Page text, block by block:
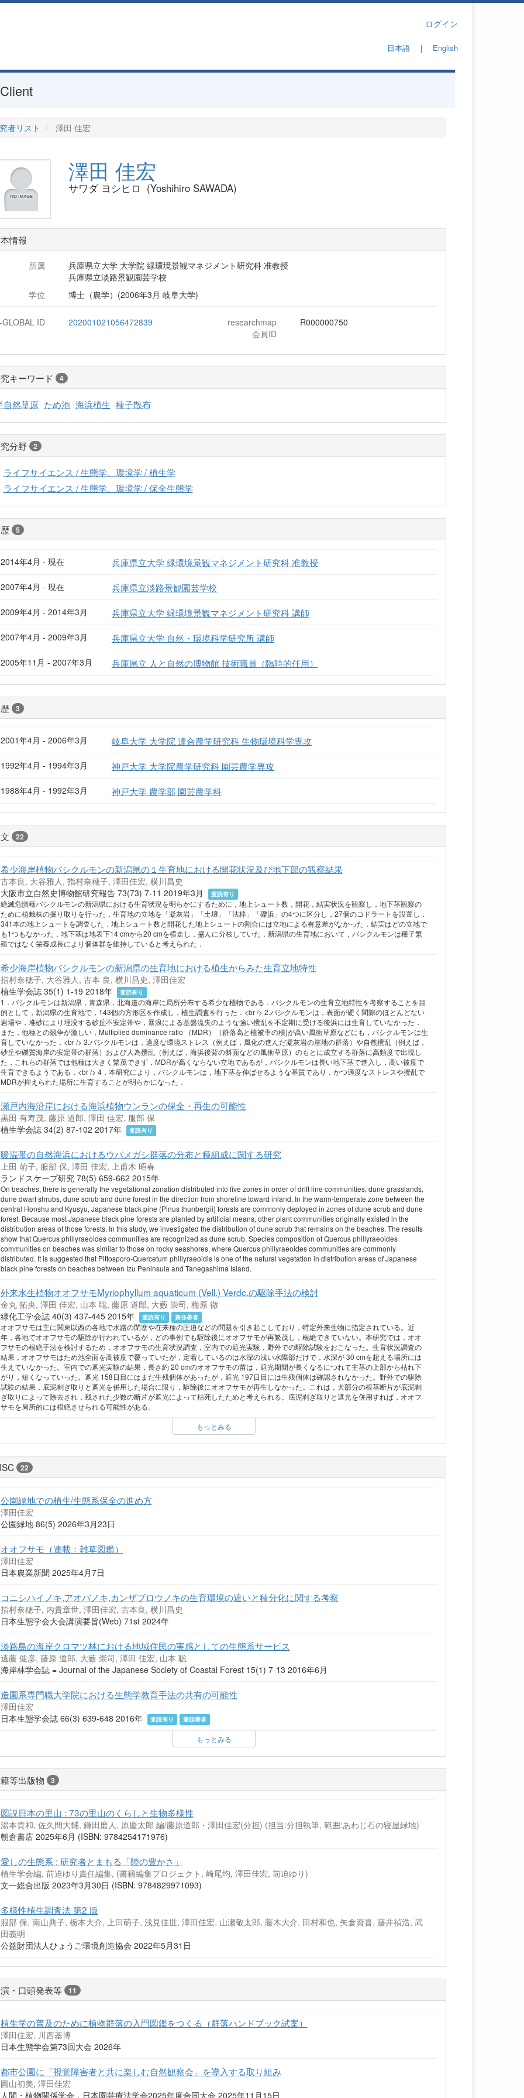
ログイン
日本語｜ English
者リスト 澤田 佳宏
澤田 佳宏
サワダ ヨシヒロ (Yoshihiro SAWADA)
情報
所属
兵庫県立大学 大学院 緑環境景観マネジメント研究科 准教授
兵庫県立淡路景観園芸学校
学位
博士（農学）(2006年3月 岐阜大学)
GLOBAL ID 202001021056472839
researchmap
会員ID
R000000750
キーワード 4
自然草原 ため池 海浜植生 種子散布
分野 2
ライフサイエンス / 生態学、環境学 / 植生学
ライフサイエンス / 生態学、環境学 / 保全生態学
5
2014年4月 - 現在 兵庫県立大学 緑環境景観マネジメント研究科 准教授
2007年4月 - 現在 兵庫県立淡路景観園芸学校
2009年4月 - 2014年3月 兵庫県立大学 緑環境景観マネジメント研究科 講師
2007年4月 - 2009年3月 兵庫県立大学 自然・環境科学研究所 講師
2005年11月 - 2007年3月 兵庫県立 人と自然の博物館 技術職員（臨時的任用）
3
2001年4月 - 2006年3月 岐阜大学 大学院 連合農学研究科 生物環境科学専攻
1992年4月 - 1994年3月 神戸大学 大学院農学研究科 園芸農学専攻
1988年4月 - 1992年3月 神戸大学 農学部 園芸農学科
22
希少海岸植物バシクルモンの新潟県の１生育地における開花状況及び地下部の観察結果
古本良, 大谷雅人, 指村奈穂子, 澤田佳宏, 横川昌史
大阪市立自然史博物館研究報告 73(73) 7-11 2019年3月
査読有り
絶滅危惧種バシクルモンの新潟県における生育状況を明らかにするために，地上シュート数，開花，結実状況を観察し，地下茎観察の
ために植栽株の掘り取りを行った．生育地の立地を「凝灰岩」「土壌」「法枠」「礫浜」の4つに区分し，27個のコドラートを設置し，
341本の地上シュートを調査した．地上シュート数と開花した地上シュートの割合には立地による有意差がなかった．結実はどの立地で
も1つもなかった．地下茎は地表下14 cmから20 cmを横走し，盛んに分枝していた．新潟県の生育地において，バシクルモンは種子繁
殖ではなく栄養成長により個体群を維持していると考えられた．
希少海岸植物バシクルモンの新潟県の生育地における植生からみた生育立地特性
指村奈穂子, 大谷雅人, 古本 良, 横川昌史, 澤田佳宏
植生学会誌 35(1) 1-19 2018年
査読有り
1．バシクルモンは新潟県，青森県，北海道の海岸に局所分布する希少な植物である．バシクルモンの生育立地特性を考察することを目
的として，新潟県の生育地で，143個の方形区を作成し，植生調査を行った．<br /> 2.バシクルモンは，表面が硬く間隙のほとんどない
岩場や，堆砂により埋没する砂丘不安定帯や，暴浪による基盤流失のような強い攪乱を不定期に受ける後浜には生育していなかった．
また，他種との競争が激しい，Multiplied dominance ratio （MDR）（群落高と植被率の積)が高い風衝草原などにも，バシクルモンは生
育していなかった．<br /> 3.バシクルモンは，適度な環境ストレス（例えば，風化の進んだ凝灰岩の崖地の群落）や自然攪乱（例えば，
砂丘や礫質海岸の安定帯の群落）および人為攪乱（例えば，海浜後背の斜面などの風衝草原）のもとに成立する群落に高頻度で出現し
た．これらの群落では他種は大きく繁茂できず，MDRが高くならない立地であるが，バシクルモンは長い地下茎で進入し，高い被度で
生育できるようである．<br /> 4．本研究により，バシクルモンは，地下茎を伸ばせるような基質であり，かつ適度なストレスや攪乱で
MDRが抑えられた場所に生育することが明らかになった．
瀬戸内海沿岸における海浜植物ウンランの保全・再生の可能性
黒田 有寿茂, 藤原 道郎, 澤田 佳宏, 服部 保
植生学会誌 34(2) 87-102 2017年
査読有り
暖温帯の自然海浜におけるウバメガシ群落の分布と種組成に関する研究
上田 萌子, 服部 保, 澤田 佳宏, 上甫木 昭春
ランドスケープ研究 78(5) 659-662 2015年
On beaches, there is generally the vegetational zonation distributed into five zones in order of drift line communities, dune grasslands,
dune dwarf shrubs, dune scrub and dune forest in the direction from shoreline toward inland. In the warm-temperate zone between the
central Honshu and Kyusyu, Japanese black pine (Pinus thunbergii) forests are commonly deployed in zones of dune scrub and dune
forest. Because most Japanese black pine forests are planted by artificial means, other plant communities originally existed in the
distribution areas of those forests. In this study, we investigated the distribution of dune scrub that remains on the beaches. The results
show that Quercus phillyraeoides communities are recognized as dune scrub. Species composition of Quercus phillyraeoides
communities on beaches was similar to those on rocky seashores, where Quercus phillyraeoides communities are commonly
distributed. It is suggested that Pittosporo-Quercetum phillyraeoidis is one of the natural vegetation in distribution areas of Japanese
black pine forests on beaches between Izu Peninsula and Tanegashima Island.
外来水生植物オオフサモMyriophyllum aquaticum (Vell.) Verdc.の駆除手法の検討
金丸 拓央, 澤田 佳宏, 山本 聡, 藤原 道郎, 大藪 崇司, 梅原 徹
緑化工学会誌 40(3) 437-445 2015年
査読有り 責任著者
オオフサモは主に関東以西の各地で水路の閉塞や在来種の圧迫などの問題を引き起こしており，特定外来生物に指定されている。近
年，各地でオオフサモの駆除が行われているが，どの事例でも駆除後にオオフサモが再繁茂し，根絶できていない。本研究では，オオ
フサモの根絶手法を検討するため，オオフサモの生育状況調査，室内での遮光実験，野外での駆除試験をおこなった。生育状況調査の
結果，オオフサモはため池全面を高被度で覆っていたが，定着しているのは水深の浅い水際部だけで，水深が 30 cmを超える場所には
生えていなかった。室内での遮光実験の結果，長さ約 20 cmのオオフサモの苗は，遮光期間が長くなるにつれて主茎の上部から枯れ下
がり，短くなっていった。遮光 158日目にはまだ生残個体があったが，遮光 197日目には生残個体は確認されなかった。野外での駆除
試験の結果，底泥剥ぎ取りと遮光を併用した場合に限り，駆除後にオオフサモが再生しなかった。これは，大部分の根茎断片が底泥剥
ぎ取りによって除去され，残された少数の断片が遮光によって枯死したためと考えられる。底泥剥ぎ取りと遮光を併用すれば，オオフ
サモを局所的には根絶させられる可能性がある。
もっとみる
22
公園緑地での植生/生態系保全の進め方
澤田佳宏
公園緑地 86(5) 2026年3月23日
オオフサモ（連載：雑草図鑑）
澤田佳宏
日本農業新聞 2025年4月7日
コニシハイノキ,アオバノキ,カンザブロウノキの生育環境の違いと種分化に関する考察
指村奈穂子, 内貴章世, 澤田佳宏, 古本良, 横川昌史
日本生態学会大会講演要旨(Web) 71st 2024年
淡路島の海岸クロマツ林における地域住民の実感としての生態系サービス
遠藤 健彦, 藤原 道郎, 大薮 崇司, 澤田 佳宏, 山本 聡
海岸林学会誌 = Journal of the Japanese Society of Coastal Forest 15(1) 7-13 2016年6月
造園系専門職大学院における生態学教育手法の共有の可能性
澤田佳宏
日本生態学会誌 66(3) 639-648 2016年
査読有り 筆頭著者
もっとみる
等出版物 3
図説日本の里山 : 73の里山のくらしと生物多様性
湯本貴和, 佐久間大輔, 鎌田磨人, 原慶太郎 編/藤原道郎・澤田佳宏(分担) (担当:分担執筆, 範囲:あわじ石の寝屋緑地)
朝倉書店 2025年6月 (ISBN: 9784254171976)
愛しの生態系 : 研究者とまもる「陸の豊かさ」
植生学会編, 前迫ゆり責任編集, (書籍編集プロジェクト, 崎尾均, 澤田佳宏, 前迫ゆり)
文一総合出版 2023年3月30日 (ISBN: 9784829971093)
多様性植生調査法 第2 版
服部 保, 南山典子, 栃本大介, 上田萌子, 浅見佳世, 澤田佳宏, 山瀬敬太郎, 藤木大介, 田村和也, 矢倉資喜, 藤井禎浩, 武
田義明
公益財団法人ひょうご環境創造協会 2022年5月31日
・口頭発表等 11
植生学の普及のために植物群落の入門図鑑をつくる（群落ハンドブック試案）
澤田佳宏, 川西基博
日本生態学会第73回大会 2026年
都市公園に「視覚障害者と共に楽しむ自然観察会」を導入する取り組み
圓山初美, 澤田佳宏
人間・植物関係学会，日本園芸療法学会2025年度合同大会 2025年11月15日